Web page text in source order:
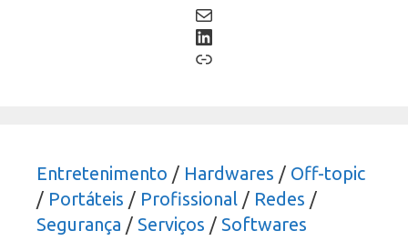
Mail
LinkedIn
Link
Entretenimento / Hardwares / Off-topic
/ Portáteis / Profissional / Redes /
Segurança / Serviços / Softwares